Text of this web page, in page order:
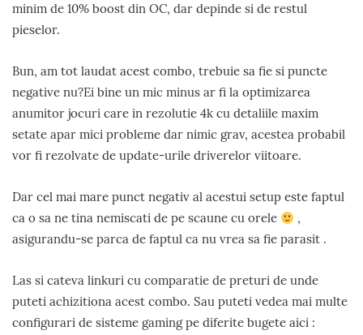
minim de 10% boost din OC, dar depinde si de restul
pieselor.
Bun, am tot laudat acest combo, trebuie sa fie si puncte
negative nu?Ei bine un mic minus ar fi la optimizarea
anumitor jocuri care in rezolutie 4k cu detaliile maxim
setate apar mici probleme dar nimic grav, acestea probabil
vor fi rezolvate de update-urile driverelor viitoare.
Dar cel mai mare punct negativ al acestui setup este faptul
ca o sa ne tina nemiscati de pe scaune cu orele
,
asigurandu-se parca de faptul ca nu vrea sa fie parasit .
Las si cateva linkuri cu comparatie de preturi de unde
puteti achizitiona acest combo. Sau puteti vedea mai multe
configurari de sisteme gaming pe diferite bugete aici :